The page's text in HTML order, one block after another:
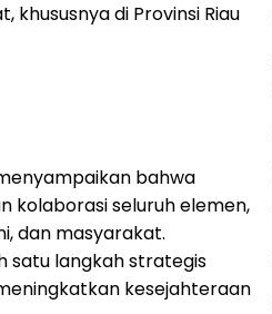
di Provinsi Riau
bahwa
kolaborasi seluruh elemen,
dan masyarakat.
satu langkah strategis
kesejahteraan